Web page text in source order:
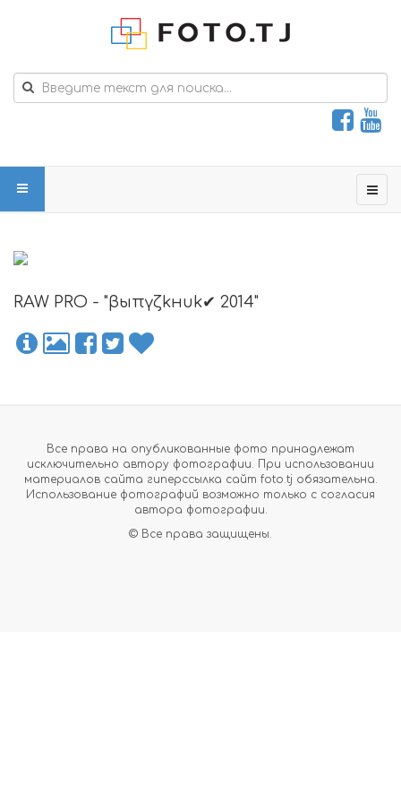
RAW PRO - "βыπγζkнυk✔ 2014"
Все права на опубликованные фото принадлежат
исключительно автору фотографии. При использовании
материалов сайта гиперссылка сайт foto.tj обязательна.
Использование фотографий возможно только с согласия
автора фотографии.
© Все права защищены.